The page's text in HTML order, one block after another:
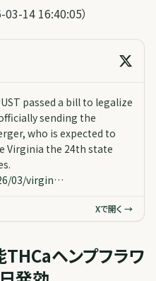
03-14 16:40:05）
passed a bill to legalize
sending the
who is expected to
Virginia the 24th state
03/virgin…
Xで開く →
THCaヘンプフラワ